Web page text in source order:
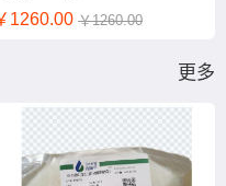
1260.00 ￥1260.00
更多